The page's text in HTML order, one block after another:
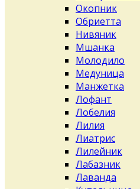
Окопник
Обриетта
Нивяник
Мшанка
Молодило
Медуница
Манжетка
Лофант
Лобелия
Лилия
Лиатрис
Лилейник
Лабазник
Лаванда